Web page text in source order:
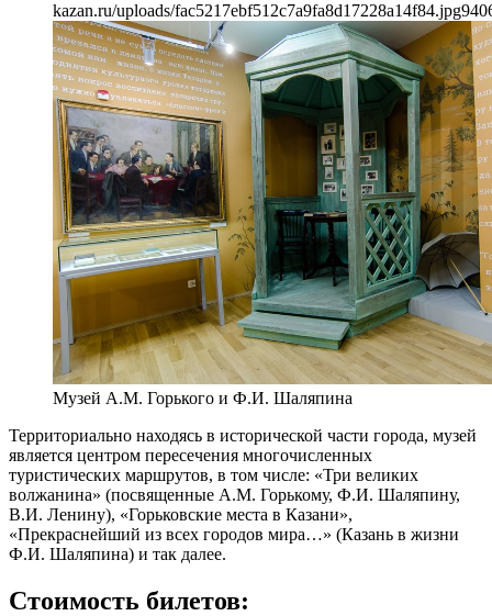
kazan.ru/uploads/fac5217ebf512c7a9fa8d17228a14f84.jpg940
Музей А.М. Горького и Ф.И. Шаляпина
Территориально находясь в исторической части города, музей
является центром пересечения многочисленных
туристических маршрутов, в том числе: «Три великих
волжанина» (посвященные А.М. Горькому, Ф.И. Шаляпину,
В.И. Ленину), «Горьковские места в Казани»,
«Прекраснейший из всех городов мира…» (Казань в жизни
Ф.И. Шаляпина) и так далее.
Стоимость билетов: